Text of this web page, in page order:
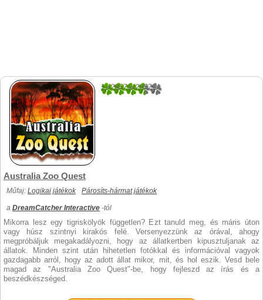
1.4285714285714
Australia Zoo Quest
Műfaj: Logikai játékok Párosíts-hármat játékok
a DreamCatcher Interactive -tól
Mikorra lesz egy tigriskölyök független? Ezt tanuld meg, és máris úton
vagy húsz szintnyi kirakós felé. Versenyezzünk az órával, ahogy
megpróbáljuk megakadályozni, hogy az állatkertben kipusztuljanak az
állatok. Minden szint után hihetetlen fotókkal és információval vagyok
gazdagabb arról, hogy az adott állat mikor, mit, és hol eszik. Vesd bele
magad az "Australia Zoo Quest"-be, hogy fejleszd az írás és a
beszédkészséged.